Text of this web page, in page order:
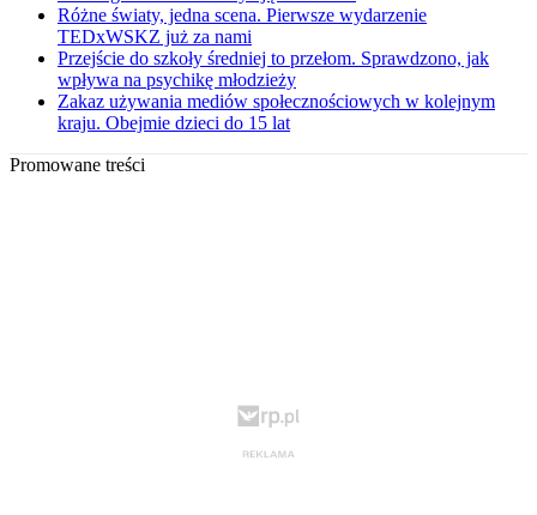
Różne światy, jedna scena. Pierwsze wydarzenie
TEDxWSKZ już za nami
Przejście do szkoły średniej to przełom. Sprawdzono, jak
wpływa na psychikę młodzieży
Zakaz używania mediów społecznościowych w kolejnym
kraju. Obejmie dzieci do 15 lat
Promowane treści